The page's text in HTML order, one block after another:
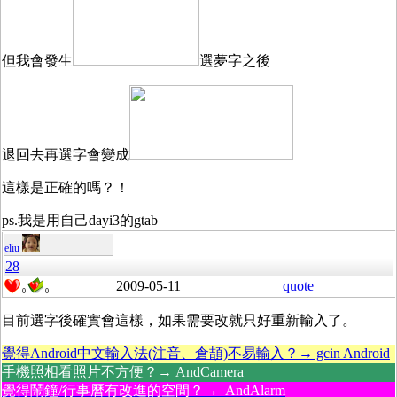
但我會發生 選夢字之後
退回去再選字會變成
這樣是正確的嗎？！
ps.我是用自己dayi3的gtab
eliu
28
0 0 2009-05-11 quote
目前選字後確實會這樣，如果需要改就只好重新輸入了。
覺得Android中文輸入法(注音、倉頡)不易輸入？→ gcin Android
手機照相看照片不方便？→ AndCamera
覺得鬧鐘/行事曆有改進的空間？→ AndAlarm